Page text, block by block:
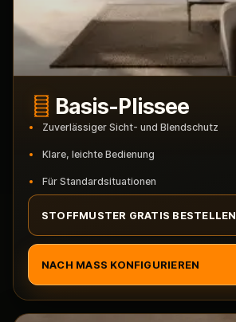
Basis-Plissee
Zuverlässiger Sicht- und Blendschutz
Klare, leichte Bedienung
Für Standardsituationen
STOFFMUSTER GRATIS BESTELLEN
NACH MASS KONFIGURIEREN